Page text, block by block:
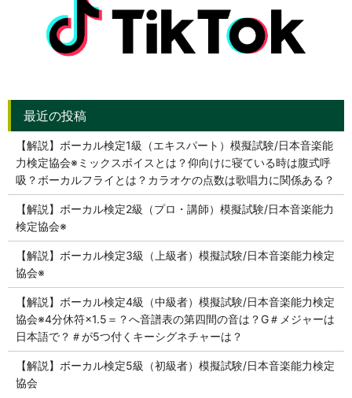
【解説】ボーカル検定1級（エキスパート）模擬試験/日本音楽能
力検定協会※ミックスボイスとは？仰向けに寝ている時は腹式呼
吸？ボーカルフライとは？カラオケの点数は歌唱力に関係ある？
【解説】ボーカル検定2級（プロ・講師）模擬試験/日本音楽能力
検定協会※
【解説】ボーカル検定3級（上級者）模擬試験/日本音楽能力検定
協会※
【解説】ボーカル検定4級（中級者）模擬試験/日本音楽能力検定
協会※4分休符×1.5＝？へ音譜表の第四間の音は？G＃メジャーは
日本語で？＃が5つ付くキーシグネチャーは？
【解説】ボーカル検定5級（初級者）模擬試験/日本音楽能力検定
協会